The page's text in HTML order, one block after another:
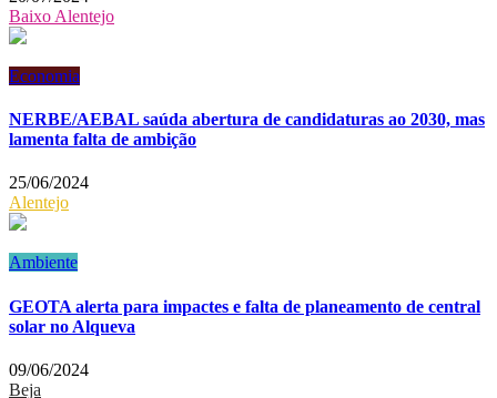
Baixo Alentejo
Economia
NERBE/AEBAL saúda abertura de candidaturas ao 2030, mas
lamenta falta de ambição
25/06/2024
Alentejo
Ambiente
GEOTA alerta para impactes e falta de planeamento de central
solar no Alqueva
09/06/2024
Beja